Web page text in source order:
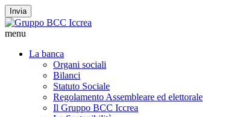
Invia
menu
La banca
Organi sociali
Bilanci
Statuto Sociale
Regolamento Assembleare ed elettorale
Il Gruppo BCC Iccrea